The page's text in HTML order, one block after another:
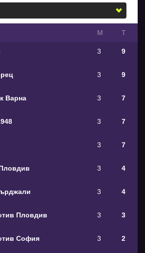
М Т
3 9
3 9
Варна 3 7
3 7
3 7
3 4
3 4
Пловдив 3 3
София 3 2